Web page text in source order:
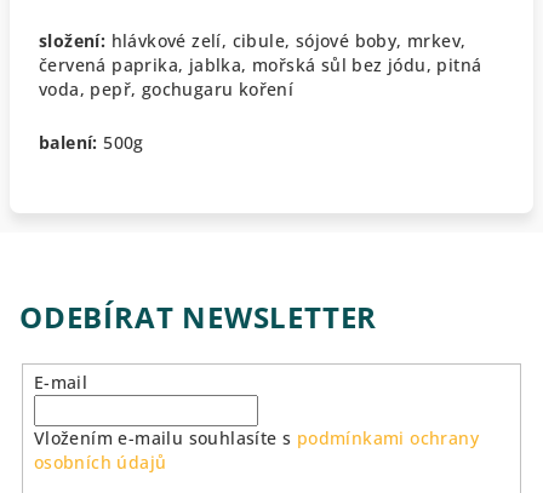
složení: hlávkové zelí, cibule, sójové boby, mrkev,
červená paprika, jablka, mořská sůl bez jódu, pitná
voda, pepř, gochugaru koření
balení: 500g
ODEBÍRAT NEWSLETTER
E-mail
Vložením e-mailu souhlasíte s podmínkami ochrany
osobních údajů